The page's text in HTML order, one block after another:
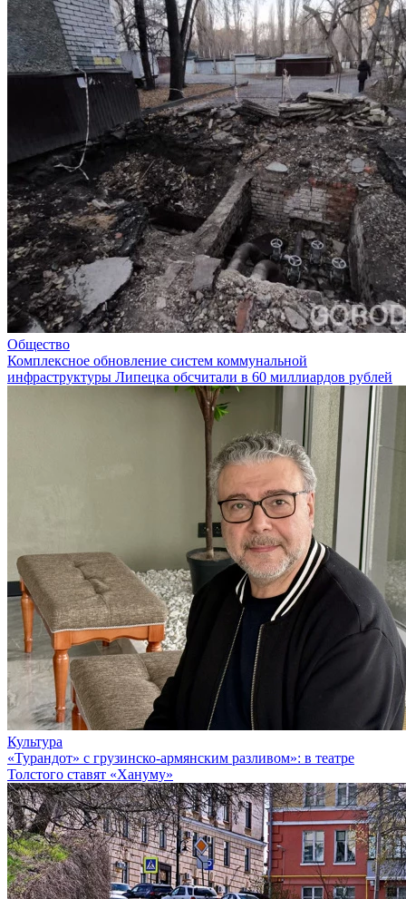
Общество
Комплексное обновление систем коммунальной
инфраструктуры Липецка обсчитали в 60 миллиардов рублей
Культура
«Турандот» с грузинско-армянским разливом»: в театре
Толстого ставят «Хануму»